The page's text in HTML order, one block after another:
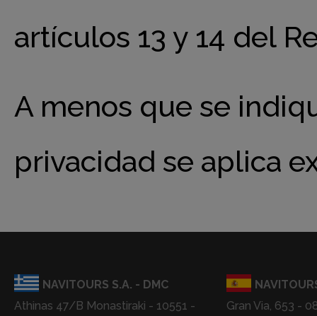
artículos 13 y 14 del
A menos que se
privacidad se aplica
NAVITOURS S.A. - DMC
Athinas 47/B Monastiraki - 10551 -
Gran Via, 653 -